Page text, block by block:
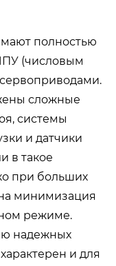
полностью
(числовым
сложные
системы
и датчики
в такое
при больших
минимизация
режиме.
надежных
и для